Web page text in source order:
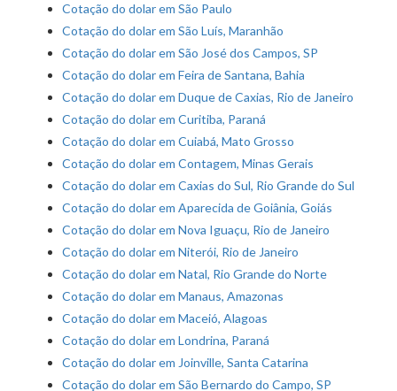
Cotação do dolar em São Paulo
Cotação do dolar em São Luís, Maranhão
Cotação do dolar em São José dos Campos, SP
Cotação do dolar em Feira de Santana, Bahia
Cotação do dolar em Duque de Caxias, Rio de Janeiro
Cotação do dolar em Curitiba, Paraná
Cotação do dolar em Cuiabá, Mato Grosso
Cotação do dolar em Contagem, Minas Gerais
Cotação do dolar em Caxias do Sul, Rio Grande do Sul
Cotação do dolar em Aparecida de Goiânia, Goiás
Cotação do dolar em Nova Iguaçu, Rio de Janeiro
Cotação do dolar em Niterói, Rio de Janeiro
Cotação do dolar em Natal, Rio Grande do Norte
Cotação do dolar em Manaus, Amazonas
Cotação do dolar em Maceió, Alagoas
Cotação do dolar em Londrina, Paraná
Cotação do dolar em Joinville, Santa Catarina
Cotação do dolar em São Bernardo do Campo, SP